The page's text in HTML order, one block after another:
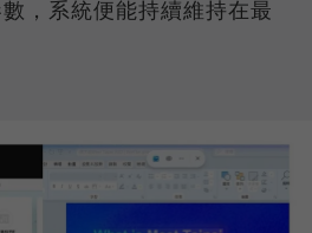
，系統便能持續維持在最